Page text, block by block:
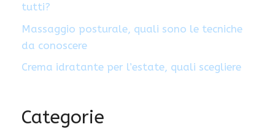
tutti?
Massaggio posturale, quali sono le tecniche
da conoscere
Crema idratante per l’estate, quali scegliere
Categorie